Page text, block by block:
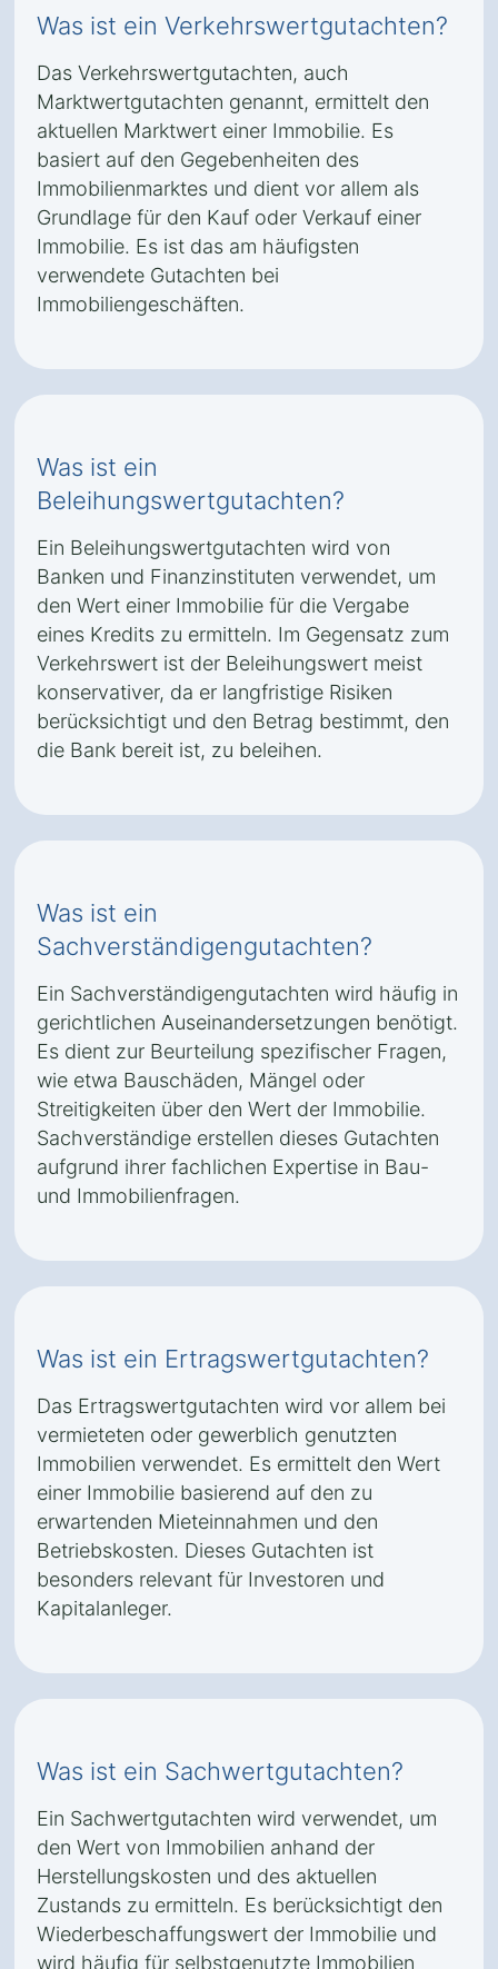
Was ist ein Verkehrswertgutachten?
Das Verkehrswertgutachten, auch
Marktwertgutachten genannt, ermittelt den
aktuellen Marktwert einer Immobilie. Es
basiert auf den Gegebenheiten des
Immobilienmarktes und dient vor allem als
Grundlage für den Kauf oder Verkauf einer
Immobilie. Es ist das am häufigsten
verwendete Gutachten bei
Immobiliengeschäften.
Was ist ein
Beleihungswertgutachten?
Ein Beleihungswertgutachten wird von
Banken und Finanzinstituten verwendet, um
den Wert einer Immobilie für die Vergabe
eines Kredits zu ermitteln. Im Gegensatz zum
Verkehrswert ist der Beleihungswert meist
konservativer, da er langfristige Risiken
berücksichtigt und den Betrag bestimmt, den
die Bank bereit ist, zu beleihen.
Was ist ein
Sachverständigengutachten?
Ein Sachverständigengutachten wird häufig in
gerichtlichen Auseinandersetzungen benötigt.
Es dient zur Beurteilung spezifischer Fragen,
wie etwa Bauschäden, Mängel oder
Streitigkeiten über den Wert der Immobilie.
Sachverständige erstellen dieses Gutachten
aufgrund ihrer fachlichen Expertise in Bau-
und Immobilienfragen.
Was ist ein Ertragswertgutachten?
Das Ertragswertgutachten wird vor allem bei
vermieteten oder gewerblich genutzten
Immobilien verwendet. Es ermittelt den Wert
einer Immobilie basierend auf den zu
erwartenden Mieteinnahmen und den
Betriebskosten. Dieses Gutachten ist
besonders relevant für Investoren und
Kapitalanleger.
Was ist ein Sachwertgutachten?
Ein Sachwertgutachten wird verwendet, um
den Wert von Immobilien anhand der
Herstellungskosten und des aktuellen
Zustands zu ermitteln. Es berücksichtigt den
Wiederbeschaffungswert der Immobilie und
wird häufig für selbstgenutzte Immobilien